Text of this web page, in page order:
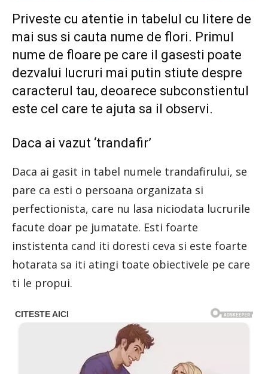
Priveste cu atentie in tabelul cu litere de
mai sus si cauta nume de flori. Primul
nume de floare pe care il gasesti poate
dezvalui lucruri mai putin stiute despre
caracterul tau, deoarece subconstientul
este cel care te ajuta sa il observi.
Daca ai vazut ‘trandafir’
Daca ai gasit in tabel numele trandafirului, se
pare ca esti o persoana organizata si
perfectionista, care nu lasa niciodata lucrurile
facute doar pe jumatate. Esti foarte
instistenta cand iti doresti ceva si este foarte
hotarata sa iti atingi toate obiectivele pe care
ti le propui.